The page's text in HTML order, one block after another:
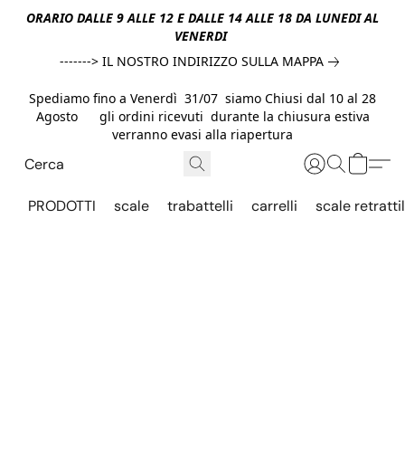
ORARIO DALLE 9 ALLE 12 E DALLE 14 ALLE 18 DA LUNEDI AL
VENERDI
-------> IL NOSTRO INDIRIZZO SULLA MAPPA
Spediamo fino a Venerdì 31/07 siamo Chiusi dal 10 al 28
Agosto gli ordini ricevuti durante la chiusura estiva
verranno evasi alla riapertura
PRODOTTI scale trabattelli carrelli scale